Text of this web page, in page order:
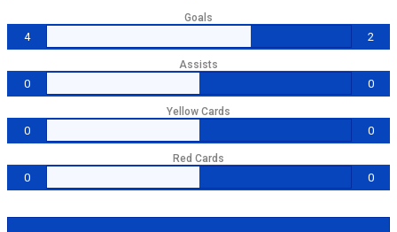
Goals
4 2
Assists
0 0
Yellow Cards
0 0
Red Cards
0 0